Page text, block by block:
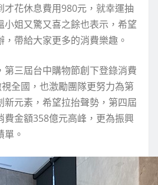
才花休息費用980元，就幸運抽
小姐又驚又喜之餘也表示，希望
帶給大家更多的消費樂趣。
第三屆台中購物節創下登錄消費
全國，也激勵團隊更努力為第
新元素，希望拉抬聲勢，第四屆
費金額358億元高峰，更為振興
。